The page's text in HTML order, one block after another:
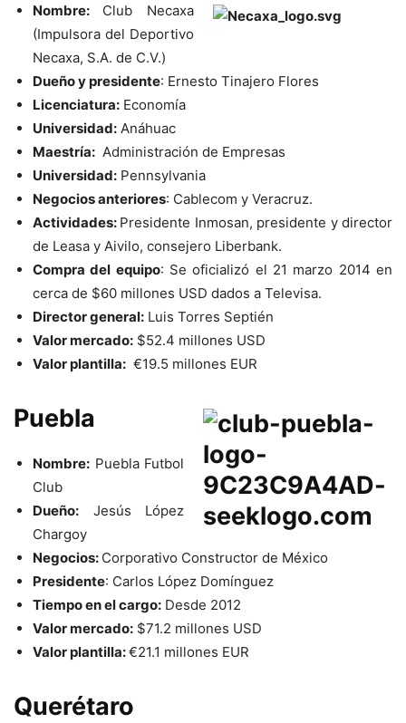
Nombre: Club Necaxa
(Impulsora del Deportivo
Necaxa, S.A. de C.V.)
Dueño y presidente: Ernesto Tinajero Flores
Licenciatura: Economía
Universidad: Anáhuac
Maestría: Administración de Empresas
Universidad: Pennsylvania
Negocios anteriores: Cablecom y Veracruz.
Actividades: Presidente Inmosan, presidente y director
de Leasa y Aivilo, consejero Liberbank.
Compra del equipo: Se oficializó el 21 marzo 2014 en
cerca de $60 millones USD dados a Televisa.
Director general: Luis Torres Septién
Valor mercado: $52.4 millones USD
Valor plantilla: €19.5 millones EUR
Puebla
Nombre: Puebla Futbol
Club
Dueño: Jesús López
Chargoy
Negocios: Corporativo Constructor de México
Presidente: Carlos López Domínguez
Tiempo en el cargo: Desde 2012
Valor mercado: $71.2 millones USD
Valor plantilla:€21.1 millones EUR
Querétaro